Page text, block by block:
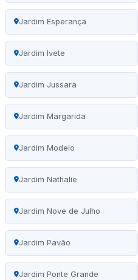
Jardim Esperança
Jardim Ivete
Jardim Jussara
Jardim Margarida
Jardim Modelo
Jardim Nathalie
Jardim Nove de Julho
Jardim Pavão
Jardim Ponte Grande